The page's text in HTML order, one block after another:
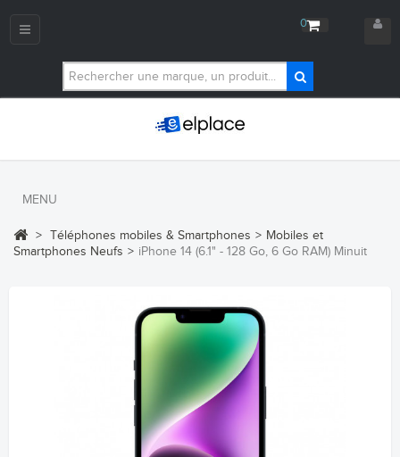
0
Navigation
MENU
> Téléphones mobiles & Smartphones > Mobiles et
Smartphones Neufs > iPhone 14 (6.1" - 128 Go, 6 Go RAM) Minuit